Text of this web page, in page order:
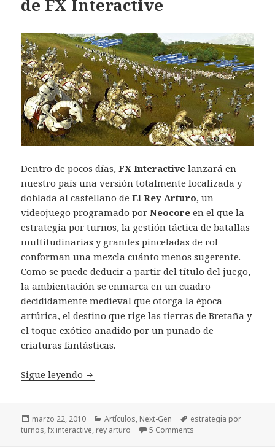
de FX Interactive
Dentro de pocos días,FX Interactive lanzará en
nuestro país una versión totalmente localizada y
doblada al castellano deEl Rey Arturo, un
videojuego programado porNeocore en el que la
estrategia por turnos, la gestión táctica de batallas
multitudinarias y grandes pinceladas de rol
conforman una mezcla cuánto menos sugerente.
Como se puede deducir a partir del título del juego,
la ambientación se enmarca en un cuadro
decididamente medieval que otorga la época
artúrica, el destino que rige las tierras de Bretaña y
el toque exótico añadido por un puñado de
criaturas fantásticas.
Sigue leyendo Impresiones: El Rey Arturo de FX
Publicado
el
marzo 22, 2010 Categorías
Artículos, Next-Gen Etiquetas
estrategia por
turnos,fx interactive, rey arturo 5 Comments